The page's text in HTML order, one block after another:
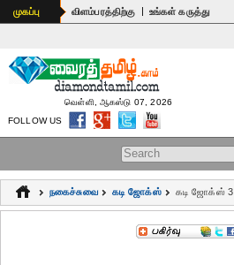
முகப்பு விளம்பரத்திற்கு | உங்கள் கருத்து
Search form
வெள்ளி, ஆகஸ்டு 07, 2026
FOLLOW US
நகைச்சுவை கடி ஜோக்ஸ் கடி ஜோக்ஸ் 3